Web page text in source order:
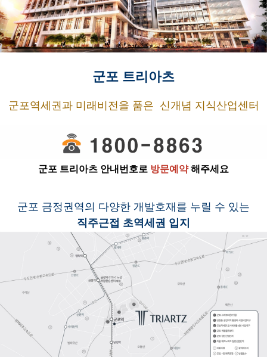
군포 트리아츠
군포역세권과 미래비전을 품은 신개념 지식산업센터
군포 트리아츠 안내번호로 방문예약해주세요
군포 금정권역의 다양한 개발호재를 누릴 수 있는
직주근접 초역세권 입지